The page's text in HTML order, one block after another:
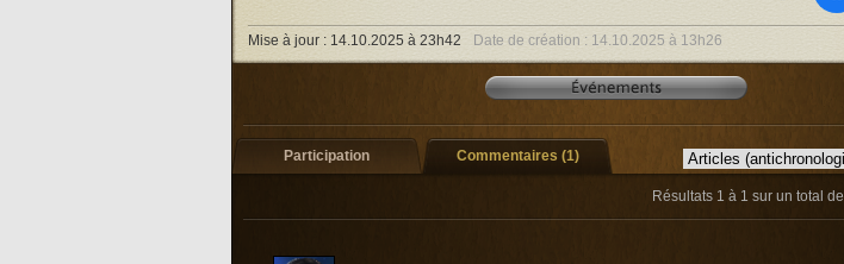
Mise à jour : 14.10.2025 à 23h42 Date de création : 14.10.2025 à 13h26
Participation Commentaires (1)
Résultats 1 à 1 sur un total de